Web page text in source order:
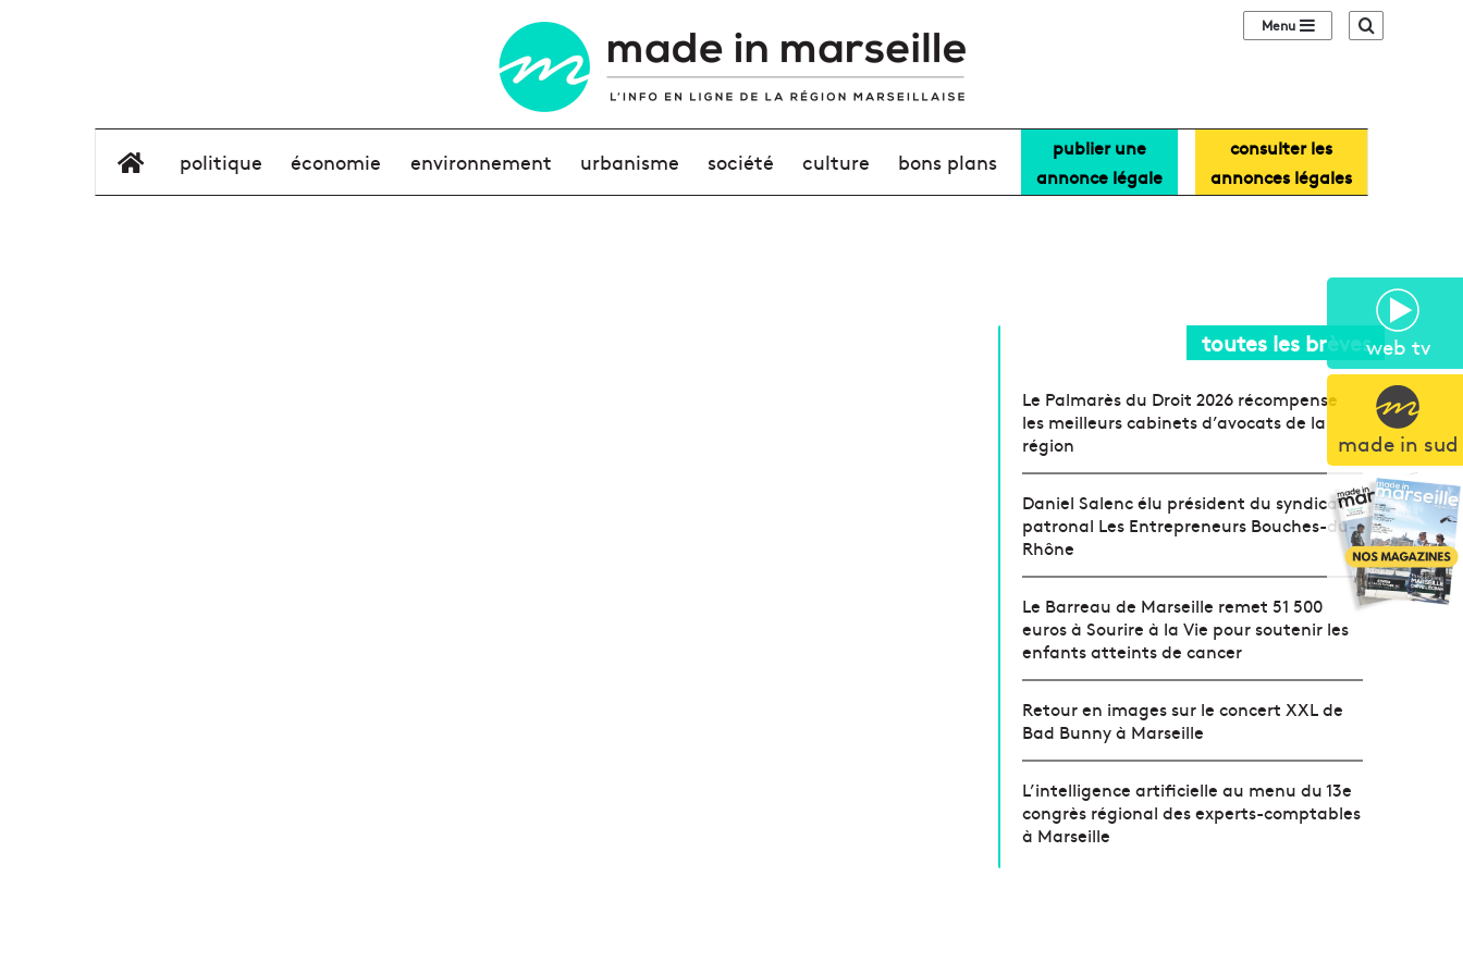
web tv
made in sud
Sidebar (barre
élément de menu
politique économie environnement urbanisme société culture bons plans
publier une
annonce légale
consulter les
annonces légales
toutes les brèves
Le Palmarès du Droit 2026 récompense
les meilleurs cabinets d’avocats de la
région
Daniel Salenc élu président du syndicat
patronal Les Entrepreneurs Bouches-du-
Rhône
Le Barreau de Marseille remet 51 500
euros à Sourire à la Vie pour soutenir les
enfants atteints de cancer
Retour en images sur le concert XXL de
Bad Bunny à Marseille
L’intelligence artificielle au menu du 13e
congrès régional des experts-comptables
à Marseille